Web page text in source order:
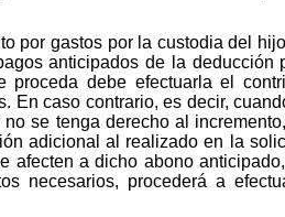
por gastos por la custodia del
anticipados de la deducción
proceda debe efectuarla el
En caso contrario, es decir,
se tenga derecho al
adicional al realizado en la
afecten a dicho abono
necesarios, procederá a